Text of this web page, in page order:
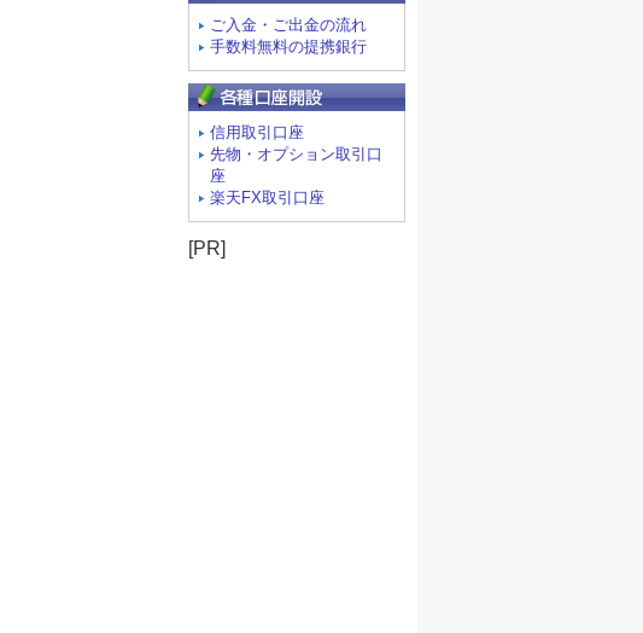
ご入金・ご出金の流れ
手数料無料の提携銀行
信用取引口座
先物・オプション取引口
座
楽天FX取引口座
[PR]